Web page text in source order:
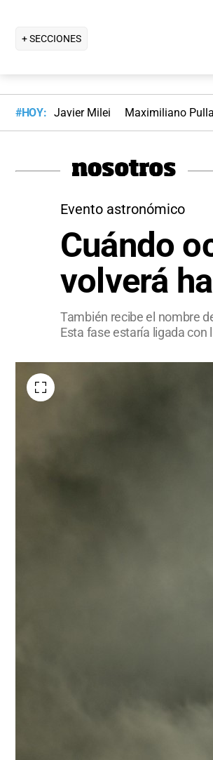
+ SECCIONES
#HOY: Javier Milei Maximiliano
Evento astronómico
Cuándo
volverá
También recibe el nombre
Esta fase estaría ligada con